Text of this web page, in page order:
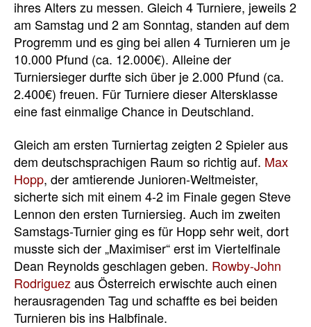
ihres Alters zu messen. Gleich 4 Turniere, jeweils 2
am Samstag und 2 am Sonntag, standen auf dem
Progremm und es ging bei allen 4 Turnieren um je
10.000 Pfund (ca. 12.000€). Alleine der
Turniersieger durfte sich über je 2.000 Pfund (ca.
2.400€) freuen. Für Turniere dieser Altersklasse
eine fast einmalige Chance in Deutschland.
Gleich am ersten Turniertag zeigten 2 Spieler aus
dem deutschsprachigen Raum so richtig auf. Max
Hopp, der amtierende Junioren-Weltmeister,
sicherte sich mit einem 4-2 im Finale gegen Steve
Lennon den ersten Turniersieg. Auch im zweiten
Samstags-Turnier ging es für Hopp sehr weit, dort
musste sich der „Maximiser“ erst im Viertelfinale
Dean Reynolds geschlagen geben. Rowby-John
Rodriguez aus Österreich erwischte auch einen
herausragenden Tag und schaffte es bei beiden
Turnieren bis ins Halbfinale.